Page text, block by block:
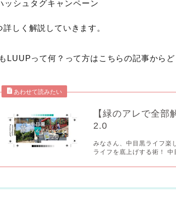
ッシュタグキャンペーン
詳しく解説していきます。
LUUPって何？って方はこちらの記事からど
【緑のアレで全部
2.0
みなさん、中目黒ライフ楽
ライフを底上げする術！